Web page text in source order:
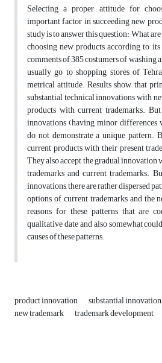
Selecting a proper attitude for
important factor in succeeding new
study is to answer this question: What
choosing new products according to
comments of 385 costumers of washing
usually go to shopping stores of
metrical attitude. Results show that
substantial technical innovations with
products with current trademarks.
innovations (having minor differences
do not demonstrate a unique pattern.
current products with their present
They also accept the gradual
trademarks and current trademarks.
innovations, there are rather dispersed
options of current trademarks and the
reasons for these patterns that are
qualitative date and also somewhat
causes of these patterns.
product innovation substantial innovation
new trademark trademark development